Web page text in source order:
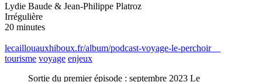
Lydie Baude & Jean-Philippe Platroz
Irrégulière
20 minutes
lecaillouauxhiboux.fr/album/podcast-voyage-le-perchoir
tourisme voyage enjeux
Sortie du premier épisode : septembre 2023 Le